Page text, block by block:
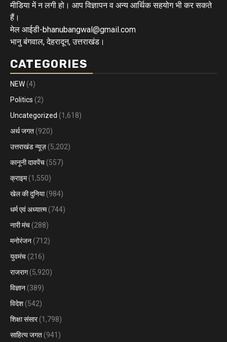
मीडिया में न लगी हो। आप विज्ञापन व अन्य आर्थिक सहयोग भी कर सकते
हैं।
मेल आईडी-bhanubangwal@gmail.com
भानु बंगवाल, देहरादून, उत्तराखंड।
CATEGORIES
NEW (4)
Politics (2)
Uncategorized (1,618)
अर्थ जगत (920)
उत्तराखंड न्यूज़ (5,202)
कानूनी दावपेंच (557)
क्राइम(1,550)
खेल की दुनिया(984)
धर्म एवं अध्यात्म(744)
नारी मंच (288)
मनोरंजन (712)
युवमंच (216)
राजराग(5,920)
विज्ञान (389)
विदेश (542)
शिक्षा संसार(1,798)
साहित्य जगत (941)